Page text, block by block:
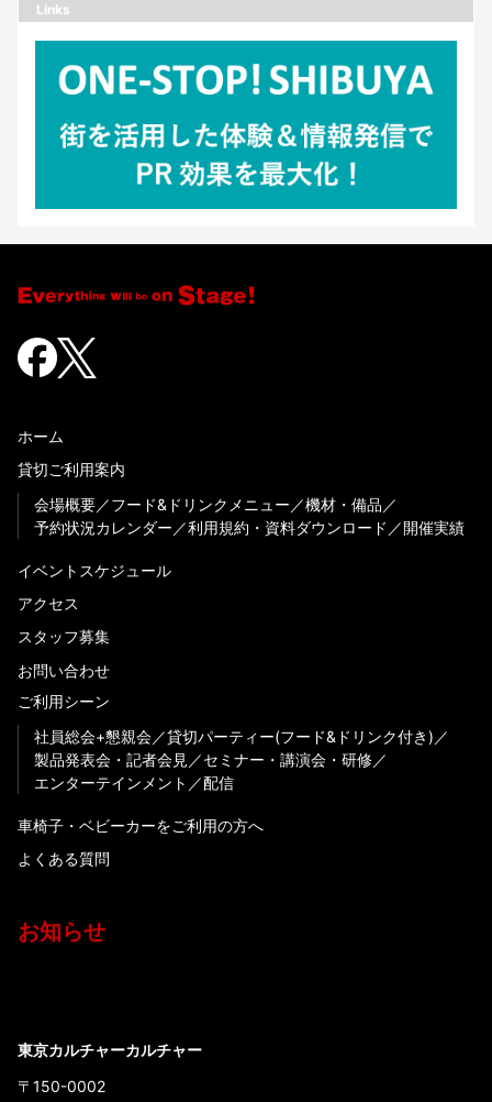
Links
ホーム
貸切ご利用案内
会場概要
フード&ドリンクメニュー
機材・備品
予約状況カレンダー
利用規約・資料ダウンロード 開催実績
イベントスケジュール
アクセス
スタッフ募集
お問い合わせ
ご利用シーン
社員総会+懇親会
貸切パーティー(フード&ドリンク付き)
製品発表会・記者会見
セミナー・講演会・研修
エンターテインメント
配信
車椅子・ベビーカーをご利用の方へ
よくある質問
お知らせ
東京カルチャーカルチャー
〒150-0002